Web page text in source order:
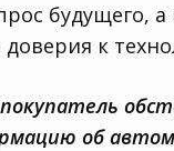
будущего, а
к
об